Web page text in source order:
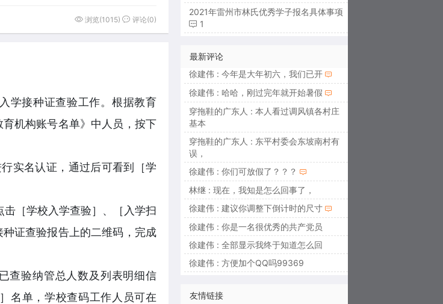
浏览(1015) 评论(0)
学接种证查验工作。根据教育
机构账号名单》中人员，按下
实名认证，通过后可看到［学
［学校入学查验］、［入学扫
证查验报告上的二维码，完成
查验纳管总人数及列表明细信
名单，学校查码工作人员可在
2021年雷州市林氏优秀学子报名具体事项
1
最新评论
徐建伟 : 今年是大年初六，我们已开
徐建伟 : 哈哈，刚过完年就开始暑假
穿拖鞋的广东人 : 本人看过调风镇各村庄
基本
穿拖鞋的广东人 : 东平村委会东坡南村有
误，
徐建伟 : 你们可放假了？？？
林继 : 现在，我知是怎么回事了，
徐建伟 : 建议你调整下倒计时的尺寸
徐建伟 : 你是一名很优秀的共产党员
徐建伟 : 全部显示我终于知道怎么回
徐建伟 : 方便加个QQ吗99369
友情链接